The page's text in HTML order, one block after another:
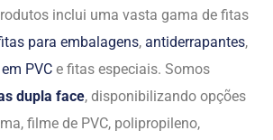
inclui uma vasta gama de fitas
para embalagens, antiderrapantes,
PVC e fitas especiais. Somos
dupla face, disponibilizando opções
filme de PVC, polipropileno,